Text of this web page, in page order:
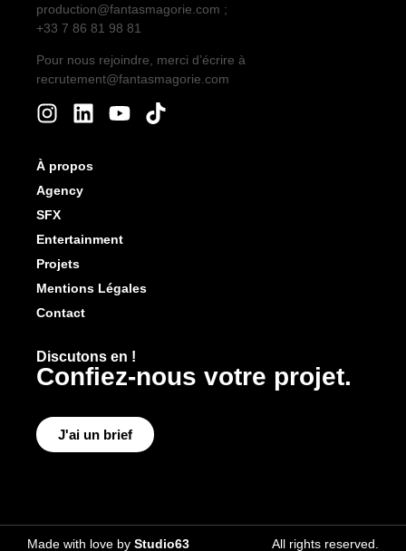
production@fantasmagorie.com ;
+33 7 86 81 98 81
Pour nous rejoindre, merci d’écrire à
recrutement@fantasmagorie.com
À propos
Agency
SFX
Entertainment
Projets
Mentions Légales
Contact
Discutons en !
Confiez-nous votre projet.
J'ai un brief
Made with love by Studio63 All rights reserved.